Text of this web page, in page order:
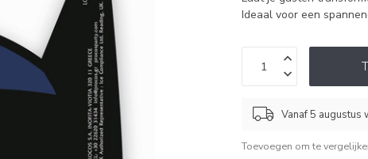
Ideaal voor een
Vanaf 5 augustus
Toevoegen om te